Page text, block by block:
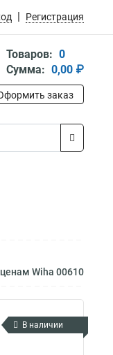
Регистрация
Товаров: 0
Сумма: 0,00 ₽
заказ
Wiha 00610
В наличии